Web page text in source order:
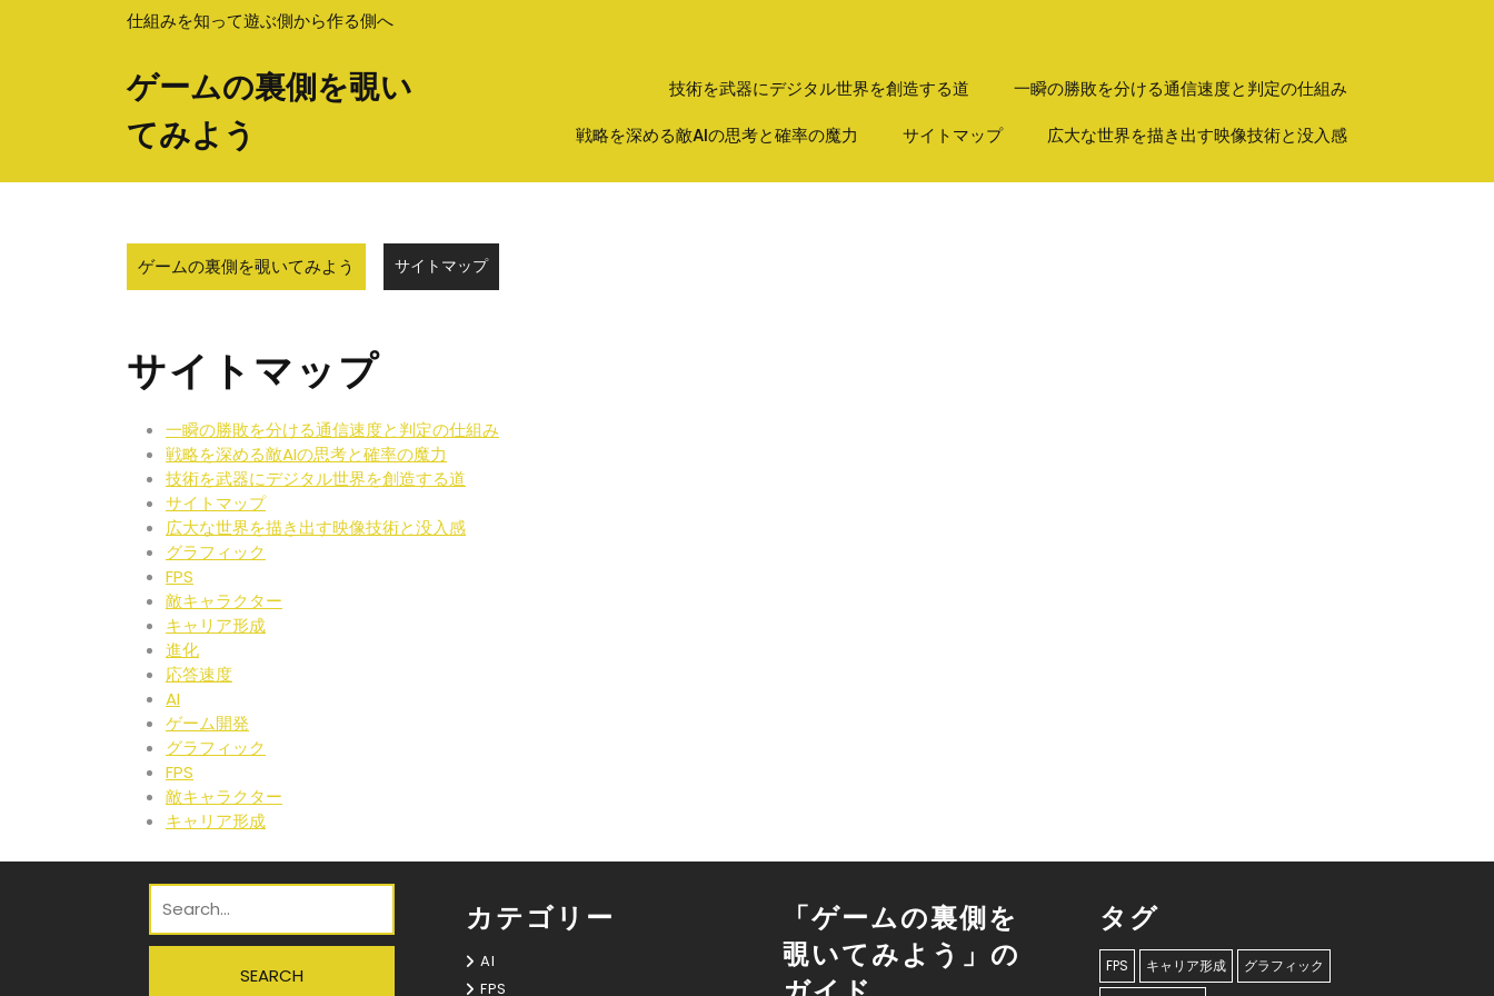
仕組みを知って遊ぶ側から作る側へ
ゲームの裏側を覗い
てみよう
技術を武器にデジタル世界を創造する道
一瞬の勝敗を分ける通信速度と判定の仕組み
戦略を深める敵AIの思考と確率の魔力
サイトマップ 広大な世界を描き出す映像技術と没入感
ゲームの裏側を覗いてみよう サイトマップ
サイトマップ
一瞬の勝敗を分ける通信速度と判定の仕組み
戦略を深める敵AIの思考と確率の魔力
技術を武器にデジタル世界を創造する道
サイトマップ
広大な世界を描き出す映像技術と没入感
グラフィック
FPS
敵キャラクター
キャリア形成
進化
応答速度
AI
ゲーム開発
グラフィック
FPS
敵キャラクター
キャリア形成
カテゴリー
AI
FPS
「ゲームの裏側を
覗いてみよう」の
タグ
FPS キャリア形成
グラフィック